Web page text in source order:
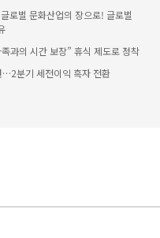
로벌 문화산업의 장으로! 글로벌
과의 시간 보장” 휴식 제도로 정착
분기 세전이익 흑자 전환